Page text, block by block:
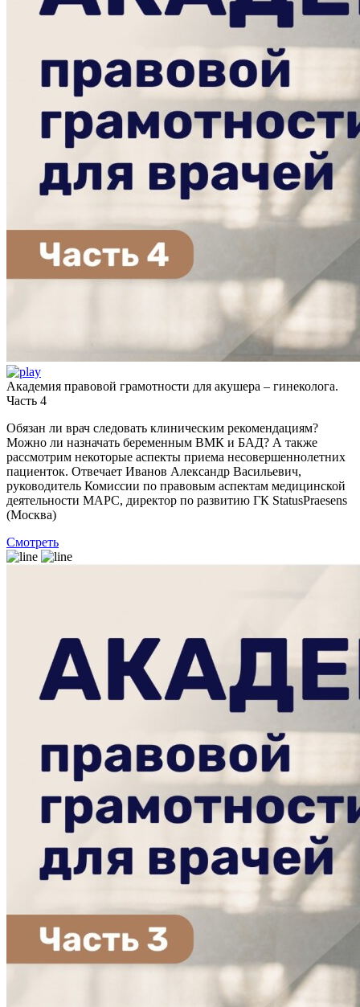
Академия правовой грамотности для акушера – гинеколога.
Часть 4
Обязан ли врач следовать клиническим рекомендациям?
Можно ли назначать беременным ВМК и БАД? А также
рассмотрим некоторые аспекты приема несовершеннолетних
пациенток. Отвечает Иванов Александр Васильевич,
руководитель Комиссии по правовым аспектам медицинской
деятельности МАРС, директор по развитию ГК StatusPraesens
(Москва)
Смотреть